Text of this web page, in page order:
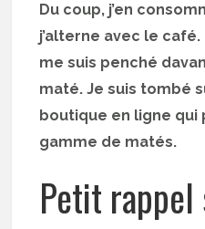
Du coup, j’en
j’alterne avec le
me suis penché
maté. Je suis tombé
boutique en ligne qui
gamme de matés.
Petit